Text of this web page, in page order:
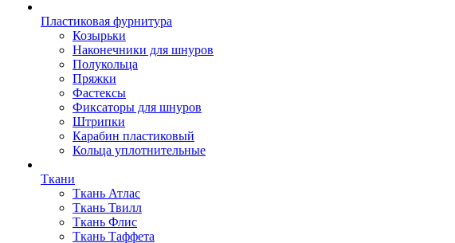
Пластиковая фурнитура
Козырьки
Наконечники для шнуров
Полукольца
Пряжки
Фастексы
Фиксаторы для шнуров
Штрипки
Карабин пластиковый
Кольца уплотнительные
Ткани
Ткань Атлас
Ткань Твилл
Ткань Флис
Ткань Таффета